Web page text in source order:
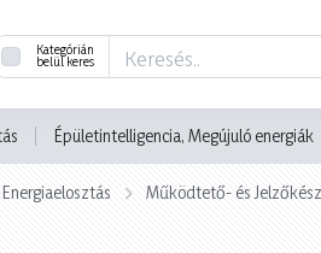
Kategórián
belül keres
Épületintelligencia, Megújuló energiák
Működtető- és